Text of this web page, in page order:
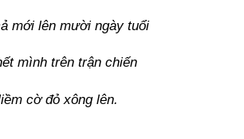
mới lên mười ngày tuổi
mình trên trận chiến
cờ đỏ xông lên.